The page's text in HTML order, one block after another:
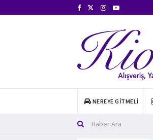
NEREYE GITMELI